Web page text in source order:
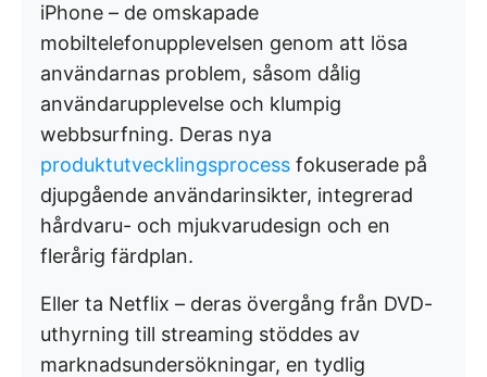
iPhone – de omskapade
mobiltelefonupplevelsen genom att lösa
användarnas problem, såsom dålig
användarupplevelse och klumpig
webbsurfning. Deras nya
produktutvecklingsprocess fokuserade på
djupgående användarinsikter, integrerad
hårdvaru- och mjukvarudesign och en
flerårig färdplan.
Eller ta Netflix – deras övergång från DVD-
uthyrning till streaming stöddes av
marknadsundersökningar, en tydlig